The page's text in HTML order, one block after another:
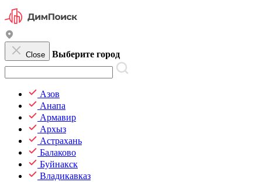
Close Выберите город
Азов
Анапа
Армавир
Архыз
Астрахань
Балаково
Буйнакск
Владикавказ